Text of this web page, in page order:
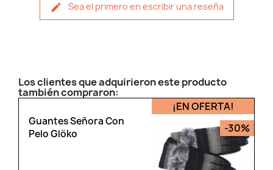
Sea el primero en escribir una reseña
Los clientes que adquirieron este producto
también compraron:
Guantes Señora Con
Pelo Glöko
¡EN OFERTA!
-30%